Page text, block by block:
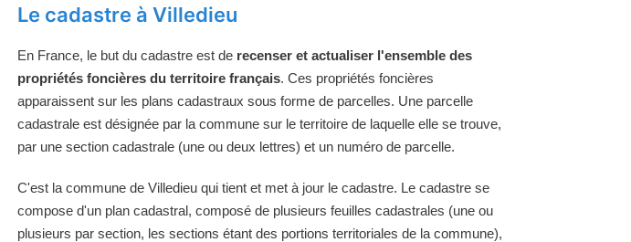
Le cadastre à Villedieu
En France, le but du cadastre est de recenser et actualiser l'ensemble des
propriétés foncières du territoire français. Ces propriétés foncières
apparaissent sur les plans cadastraux sous forme de parcelles. Une parcelle
cadastrale est désignée par la commune sur le territoire de laquelle elle se trouve,
par une section cadastrale (une ou deux lettres) et un numéro de parcelle.
C'est la commune de Villedieu qui tient et met à jour le cadastre. Le cadastre se
compose d'un plan cadastral, composé de plusieurs feuilles cadastrales (une ou
plusieurs par section, les sections étant des portions territoriales de la commune),